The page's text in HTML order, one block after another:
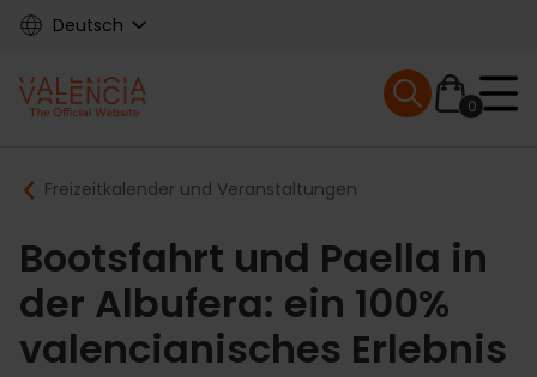
Skip
content
Deutsch
Main
navigation
0
Mobile menu
Breadcrumb
Freizeitkalender und Veranstaltungen
Bootsfahrt und Paella in
der Albufera: ein 100%
valencianisches Erlebnis